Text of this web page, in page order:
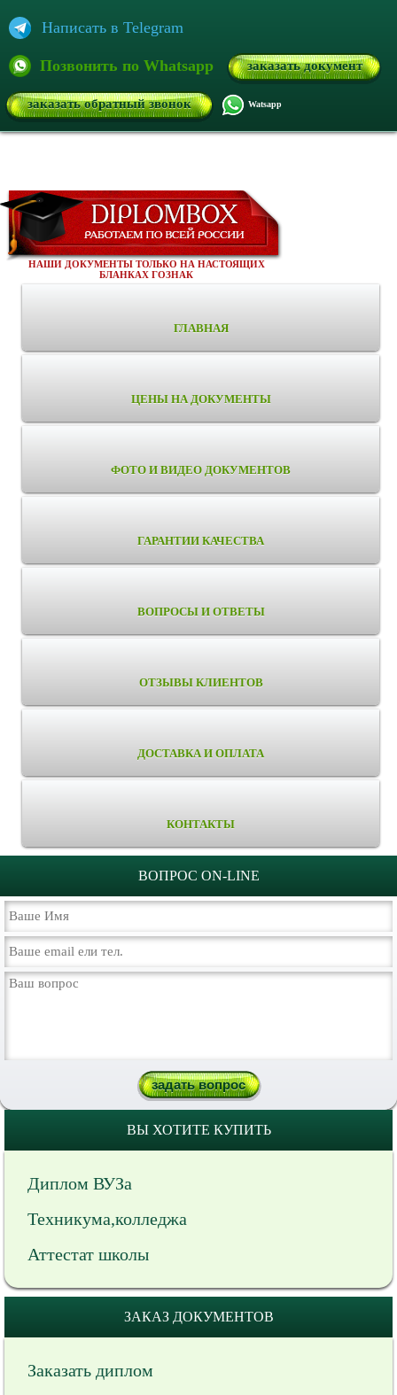
Написать в Telegram
Позвонить по Whatsapp заказать документ
заказать обратный звонок Watsapp
НАШИ ДОКУМЕНТЫ ТОЛЬКО НА НАСТОЯЩИХ
БЛАНКАХ ГОЗНАК
ГЛАВНАЯ
ЦЕНЫ НА ДОКУМЕНТЫ
ФОТО И ВИДЕО ДОКУМЕНТОВ
ГАРАНТИИ КАЧЕСТВА
ВОПРОСЫ И ОТВЕТЫ
ОТЗЫВЫ КЛИЕНТОВ
ДОСТАВКА И ОПЛАТА
КОНТАКТЫ
ВОПРОС ON-LINE
ВЫ ХОТИТЕ КУПИТЬ
Диплом ВУЗа
Техникума,колледжа
Аттестат школы
ЗАКАЗ ДОКУМЕНТОВ
Заказать диплом